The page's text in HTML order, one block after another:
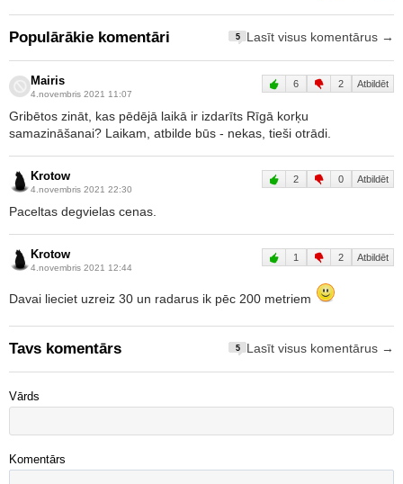
Populārākie komentāri 5 Lasīt visus komentārus →
Mairis
4.novembris 2021 11:07
6 2 Atbildēt
Gribētos zināt, kas pēdējā laikā ir izdarīts Rīgā korķu
samazināšanai? Laikam, atbilde būs - nekas, tieši otrādi.
Krotow
4.novembris 2021 22:30
2 0 Atbildēt
Paceltas degvielas cenas.
Krotow
4.novembris 2021 12:44
1 2 Atbildēt
Davai lieciet uzreiz 30 un radarus ik pēc 200 metriem
Tavs komentārs 5 Lasīt visus komentārus →
Vārds
Komentārs